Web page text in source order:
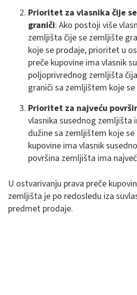
Prioritet za vlasnika čije
graniči: Ako postoji više
zemljišta čije se zemljište
koje se prodaje, prioritet u
preče kupovine ima vlasnik
poljoprivrednog zemljišta
graniči sa zemljištem koje
Prioritet za najveću
vlasnika susednog zemljišta
dužine sa zemljištem koje
kupovine ima vlasnik
površina zemljišta ima
U ostvarivanju prava preče
zemljišta je po redosledu iza
predmet prodaje.